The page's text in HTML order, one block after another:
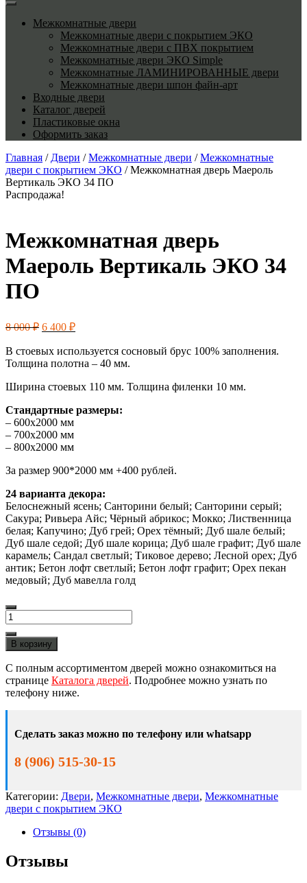
Межкомнатные двери
Межкомнатные двери с покрытием ЭКО
Межкомнатные двери с ПВХ покрытием
Межкомнатные двери ЭКО Simple
Межкомнатные ЛАМИНИРОВАННЫЕ двери
Межкомнатные двери шпон файн-арт
Входные двери
Каталог дверей
Пластиковые окна
Оформить заказ
Главная / Двери /Межкомнатные двери /Межкомнатные
двери с покрытием ЭКО / Межкомнатная дверь Маероль
Вертикаль ЭКО 34 ПО
Распродажа!
Межкомнатная дверь
Маероль Вертикаль ЭКО 34
ПО
8 000₽ Первоначальная
составляла
8
6 400 ₽Текущая
6
400 ₽.
В стоевых используется сосновый брус 100% заполнения.
Толщина полотна – 40 мм.
Ширина стоевых 110 мм. Толщина филенки 10 мм.
Стандартные размеры:
– 600х2000 мм
– 700х2000 мм
– 800х2000 мм
За размер 900*2000 мм +400 рублей.
24 варианта декора:
Белоснежный ясень; Санторини белый; Санторини серый;
Сакура; Ривьера Айс; Чёрный абрикос; Мокко; Лиственница
белая; Капучино; Дуб грей; Орех тёмный; Дуб шале белый;
Дуб шале седой; Дуб шале корица; Дуб шале графит; Дуб шале
карамель; Сандал светлый; Тиковое дерево; Лесной орех; Дуб
антик; Бетон лофт светлый; Бетон лофт графит; Орех пекан
медовый; Дуб мавелла голд
Количество
товара
Межкомнатная
дверь
Маероль
Вертикаль
ЭКО
ПО
В корзину
С полным ассортиментом дверей можно ознакомиться на
странице Каталога дверей. Подробнее можно узнать по
телефону ниже.
Сделать заказ можно по телефону или whatsapp
8 (906) 515-30-15
Категории: Двери, Межкомнатные двери, Межкомнатные
двери с покрытием ЭКО
Отзывы (0)
Отзывы